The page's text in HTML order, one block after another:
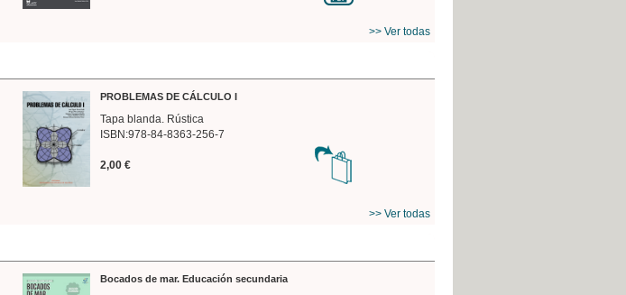
>> Ver todas
PROBLEMAS DE CÁLCULO I
Tapa blanda. Rústica
ISBN:978-84-8363-256-7
2,00 €
>> Ver todas
Bocados de mar. Educación secundaria